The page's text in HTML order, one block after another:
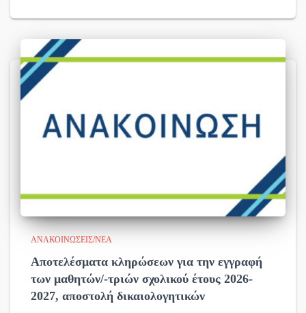
ΑΝΑΚΟΙΝΏΣΕΙΣ/ΝΈΑ
Αποτελέσματα κληρώσεων για την εγγραφή
των μαθητών/-τριών σχολικού έτους 2026-
2027, αποστολή δικαιολογητικών